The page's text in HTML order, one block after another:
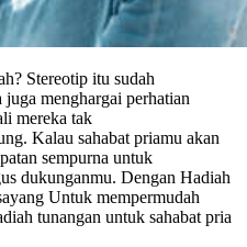
Stereotip itu sudah
menghargai perhatian
mereka tak
Kalau sahabat priamu akan
sempurna untuk
dukunganmu. Dengan Hadiah
Untuk mempermudah
tunangan untuk sahabat pria